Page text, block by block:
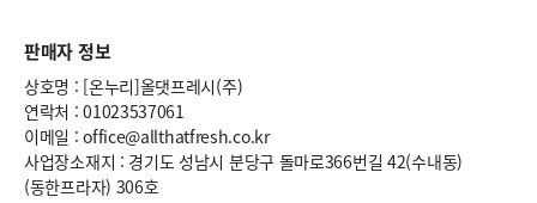
판매자 정보
상호명 : [온누리]올댓프레시(주)
연락처 : 01023537061
이메일 : office@allthatfresh.co.kr
사업장소재지 : 경기도 성남시 분당구 돌마로366번길 42(수내동)
(동한프라자) 306호